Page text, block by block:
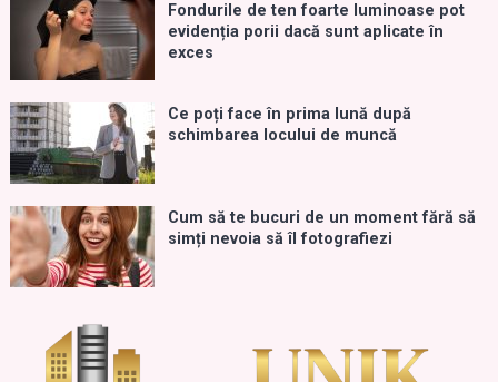
Fondurile de ten foarte luminoase pot
evidenția porii dacă sunt aplicate în
exces
Ce poți face în prima lună după
schimbarea locului de muncă
Cum să te bucuri de un moment fără să
simți nevoia să îl fotografiezi